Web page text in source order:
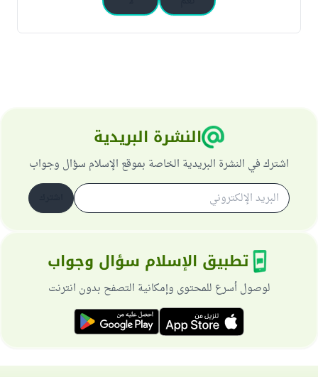
النشرة البريدية
اشترك في النشرة البريدية الخاصة بموقع الإسلام سؤال وجواب
تطبيق الإسلام سؤال وجواب
لوصول أسرع للمحتوى وإمكانية التصفح بدون انترنت